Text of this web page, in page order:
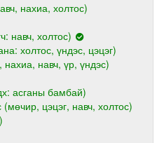
нахиа, холтос)
навч, холтос)
холтос, үндэс, цэцэг)
навч, үр, үндэс)
асганы бамбай)
цэцэг, навч, холтос)